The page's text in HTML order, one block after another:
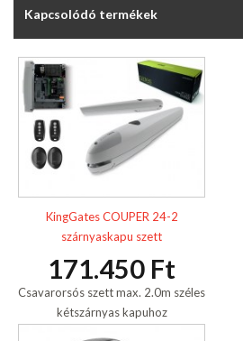
Kapcsolódó termékek
KingGates COUPER 24-2
szárnyaskapu szett
171.450 Ft
Csavarorsós szett max. 2.0m széles
kétszárnyas kapuhoz